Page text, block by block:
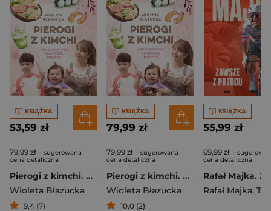
KSIĄŻKA
53,59 zł
79,99 zł - sugerowana
cena detaliczna
Pierogi z kimchi. Moje ulubione azjatyckie przepisy
Wioleta Błazucka
9,4 (7)
KSIĄŻKA
79,99 zł
79,99 zł - sugerowana
cena detaliczna
Pierogi z kimchi. Moje ulubione azjatyckie przepisy - książka z autografem
Wioleta Błazucka
10,0 (2)
KSIĄŻKA
55,99 zł
69,99 zł -
cena detaliczna
Rafał Majka,